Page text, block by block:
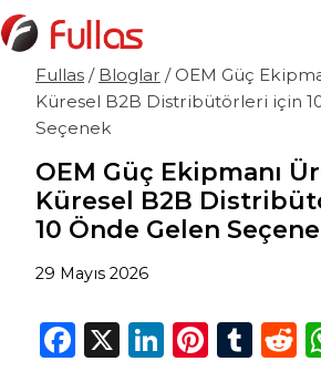
İçeriğe
geç
Fullas / Bloglar / OEM Güç
Küresel B2B Distribütörleri için
Seçenek
OEM Güç Ekipmanı
Küresel B2B
10 Önde Gelen
29 Mayıs 2026
F
X
Li Pi T
R